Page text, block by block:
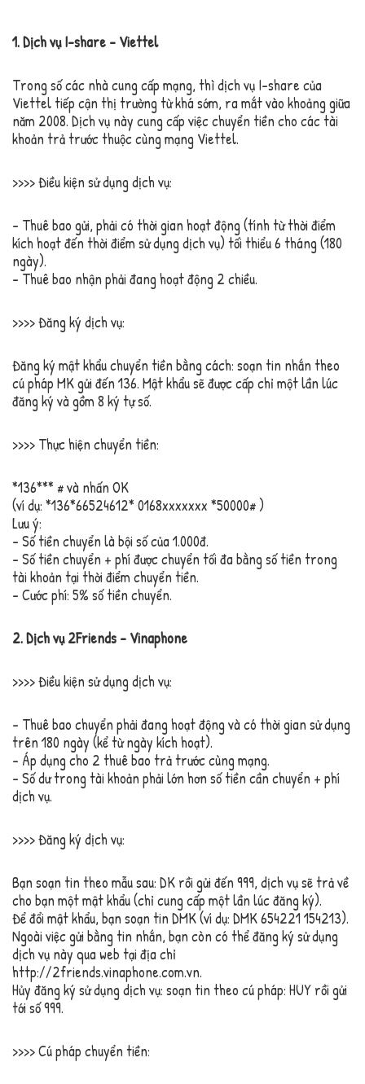
1. Dịch vụ I-share – Viettel
Trong số các nhà cung cấp mạng, thì dịch vụ I-share của
Viettel tiếp cận thị trường từ khá sớm, ra mắt vào khoảng giữa
năm 2008. Dịch vụ này cung cấp việc chuyển tiền cho các tài
khoản trả trước thuộc cùng mạng Viettel.
>>>> Điều kiện sử dụng dịch vụ:
– Thuê bao gửi, phải có thời gian hoạt động (tính từ thời điểm
kích hoạt đến thời điểm sử dụng dịch vụ) tối thiểu 6 tháng (180
ngày).
– Thuê bao nhận phải đang hoạt động 2 chiều.
>>>> Đăng ký dịch vụ:
Đăng ký mật khẩu chuyển tiền bằng cách: soạn tin nhắn theo
cú pháp MK gửi đến 136. Mật khẩu sẽ được cấp chỉ một lần lúc
đăng ký và gồm 8 ký tự số.
>>>> Thực hiện chuyển tiền:
*136*** # và nhấn OK
(ví dụ: *136*66524612* 0168xxxxxxx *50000# )
Lưu ý:
– Số tiền chuyển là bội số của 1.000đ.
– Số tiền chuyển + phí được chuyển tối đa bằng số tiền trong
tài khoản tại thời điểm chuyển tiền.
– Cước phí: 5% số tiền chuyển.
2. Dịch vụ 2Friends – Vinaphone
>>>> Điều kiện sử dụng dịch vụ:
– Thuê bao chuyển phải đang hoạt động và có thời gian sử dụng
trên 180 ngày (kể từ ngày kích hoạt).
– Áp dụng cho 2 thuê bao trả trước cùng mạng.
– Số dư trong tài khoản phải lớn hơn số tiền cần chuyển + phí
dịch vụ.
>>>> Đăng ký dịch vụ:
Bạn soạn tin theo mẫu sau: DK rồi gửi đến 999, dịch vụ sẽ trả về
cho bạn một mật khẩu (chỉ cung cấp một lần lúc đăng ký).
Để đổi mật khẩu, bạn soạn tin DMK(ví dụ: DMK 654221 154213).
Ngoài việc gửi bằng tin nhắn, bạn còn có thể đăng ký sử dụng
dịch vụ này qua web tại địa chỉ
http://2friends.vinaphone.com.vn.
Hủy đăng ký sử dụng dịch vụ: soạn tin theo cú pháp: HUY rồi gửi
tới số 999.
>>>> Cú pháp chuyển tiền: